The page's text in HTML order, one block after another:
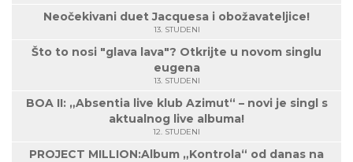
Neočekivani duet Jacquesa i obožavateljice!
13. STUDENI
Što to nosi "glava lava"? Otkrijte u novom singlu
eugena
13. STUDENI
BOA II: „Absentia live klub Azimut“ – novi je singl s
aktualnog live albuma!
12. STUDENI
PROJECT MILLION:Album „Kontrola“ od danas na